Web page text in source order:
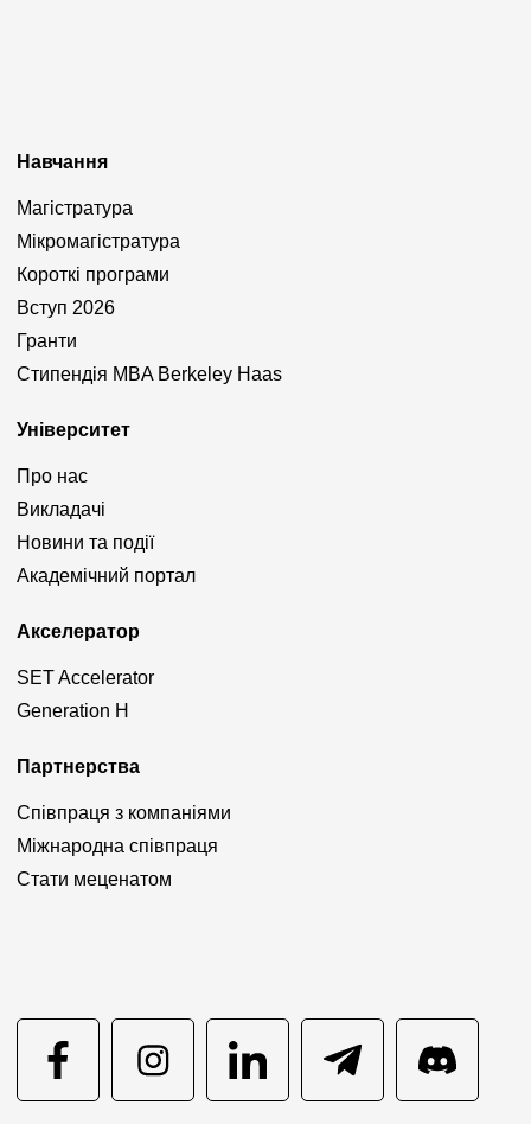
Навчання
Магістратура
Мікромагістратура
Короткі програми
Вступ 2026
Гранти
Стипендія MBA Berkeley Haas
Університет
Про нас
Викладачі
Новини та події
Академічний портал
Акселератор
SET Accelerator
Generation H
Партнерства
Співпраця з компаніями
Міжнародна співпраця
Стати меценатом